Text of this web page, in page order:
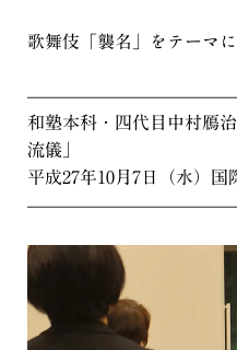
歌舞伎「襲名」をテーマ
————————————
和塾本科・四代目中村鴈
流儀」
平成27年10月7日（水）国
————————————